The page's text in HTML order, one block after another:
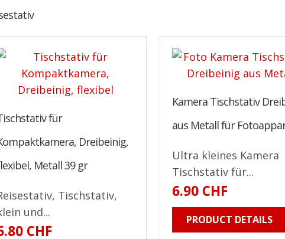
für
Dreibeinig,
Metall 39 gr
Tischstativ,
und...
CHF
Kamera Tischstativ
aus Metall für
Ultra kleines Kamera
Tischstativ für...
6.90 CHF
PRODUCT DETAILS